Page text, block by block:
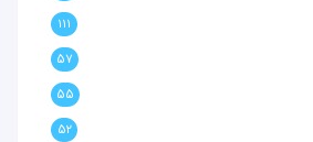
۱۱۱
۵۷
۵۵
۵۲